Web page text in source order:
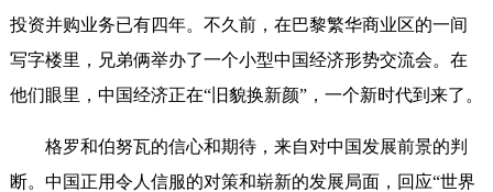
投资并购业务已有四年。不久前，在巴黎繁华商业区的一间
写字楼里，兄弟俩举办了一个小型中国经济形势交流会。在
他们眼里，中国经济正在“旧貌换新颜”，一个新时代到来了。
格罗和伯努瓦的信心和期待，来自对中国发展前景的判
断。中国正用令人信服的对策和崭新的发展局面，回应“世界